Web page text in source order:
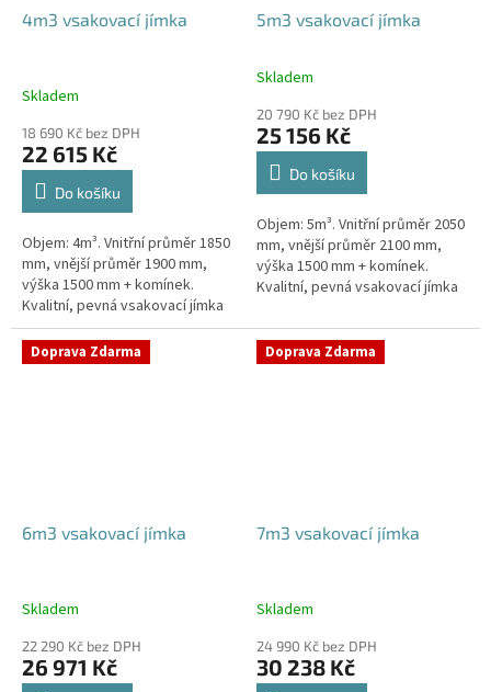
4m3 vsakovací jímka
Skladem
18 690 Kč bez DPH
22 615 Kč
Do košíku
Objem: 4m³. Vnitřní průměr 1850
mm, vnější průměr 1900 mm,
výška 1500 mm + komínek.
Kvalitní, pevná vsakovací jímka
(nádrž) bez potřeby
obetonování Průměr přítoku a
odtoku +...
5m3 vsakovací jímka
Průměrné
produktu
je
5,0
hvězdiček.
Skladem
20 790 Kč bez DPH
25 156 Kč
Do košíku
Objem: 5m³. Vnitřní průměr 2050
mm, vnější průměr 2100 mm,
výška 1500 mm + komínek.
Kvalitní, pevná vsakovací jímka
obetonování Průměr přítoku a
odtoku +...
Doprava Zdarma
6m3 vsakovací jímka
Skladem
22 290 Kč bez DPH
26 971 Kč
Doprava Zdarma
7m3 vsakovací jímka
Skladem
24 990 Kč bez DPH
30 238 Kč